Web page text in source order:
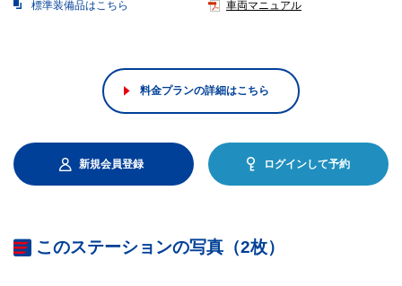
標準装備品はこちら 車両マニュアル
料金プランの詳細はこちら
新規会員登録 ログインして予約
このステーションの写真（2枚）